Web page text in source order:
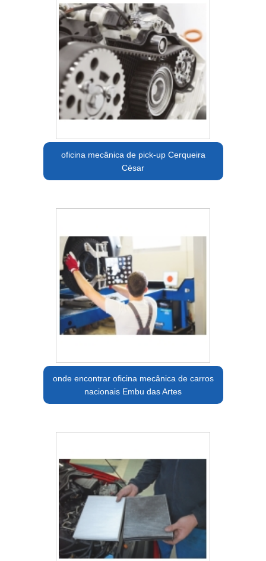
oficina mecânica de pick-up Cerqueira
César
onde encontrar oficina mecânica de carros
nacionais Embu das Artes